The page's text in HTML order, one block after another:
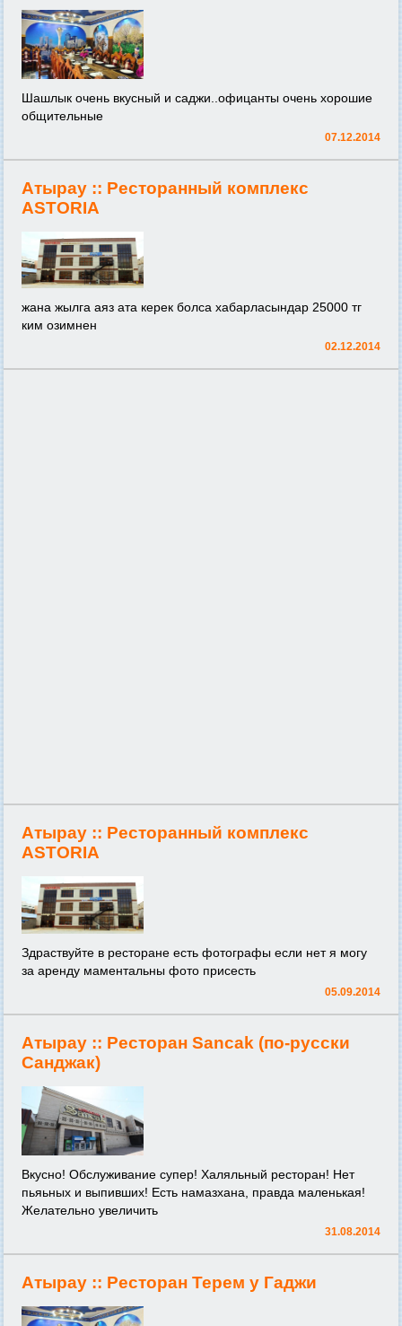
Шашлык очень вкусный и саджи..офицанты очень хорошие
общительные
07.12.2014
Атырау :: Ресторанный комплекс
ASTORIA
жана жылга аяз ата керек болса хабарласындар 25000 тг
ким озимнен
02.12.2014
Атырау :: Ресторанный комплекс
ASTORIA
Здраствуйте в ресторане есть фотографы если нет я могу
за аренду маментальны фото присесть
05.09.2014
Атырау :: Ресторан Sancak (по-русски
Санджак)
Вкусно! Обслуживание супер! Халяльный ресторан! Нет
пьяьных и выпивших! Есть намазхана, правда маленькая!
Желательно увеличить
31.08.2014
Атырау :: Ресторан Терем у Гаджи